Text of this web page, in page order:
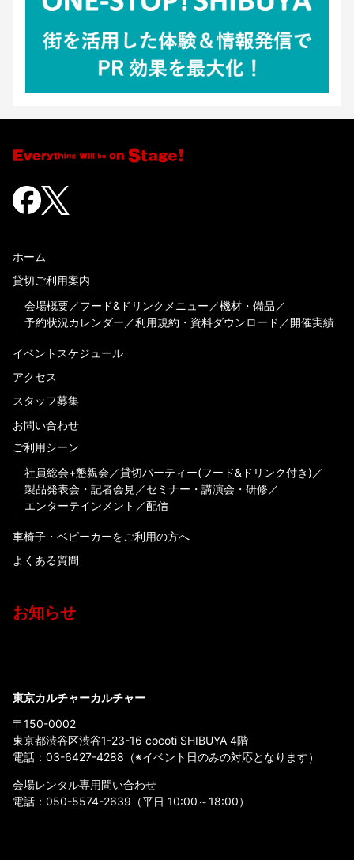
ホーム
貸切ご利用案内
会場概要
フード&ドリンクメニュー
機材・備品
予約状況カレンダー
利用規約・資料ダウンロード 開催実績
イベントスケジュール
アクセス
スタッフ募集
お問い合わせ
ご利用シーン
社員総会+懇親会
貸切パーティー(フード&ドリンク付き)
製品発表会・記者会見
セミナー・講演会・研修
エンターテインメント
配信
車椅子・ベビーカーをご利用の方へ
よくある質問
お知らせ
東京カルチャーカルチャー
〒150-0002
東京都渋谷区渋谷1-23-16 cocoti SHIBUYA 4階
電話： 03-6427-4288 （※イベント日のみの対応となります）
会場レンタル専用問い合わせ
電話： 050-5574-2639 （平日 10:00～18:00）